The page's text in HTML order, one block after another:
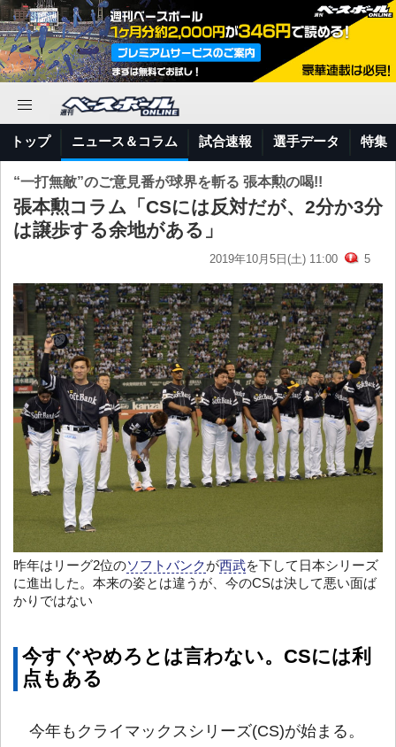
トップ ニュース＆コラム 試合速報 選手データ 特集
“一打無敵”のご意見番が球界を斬る 張本勲の喝!!
張本勲コラム「CSには反対だが、2分か3分
は譲歩する余地がある」
2019年10月5日(土) 11:00 5
昨年はリーグ2位のソフトバンクが西武を下して日本シリーズ
に進出した。本来の姿とは違うが、今のCSは決して悪い面ば
かりではない
今すぐやめろとは言わない。CSには利
点もある
今年もクライマックスシリーズ(CS)が始まる。